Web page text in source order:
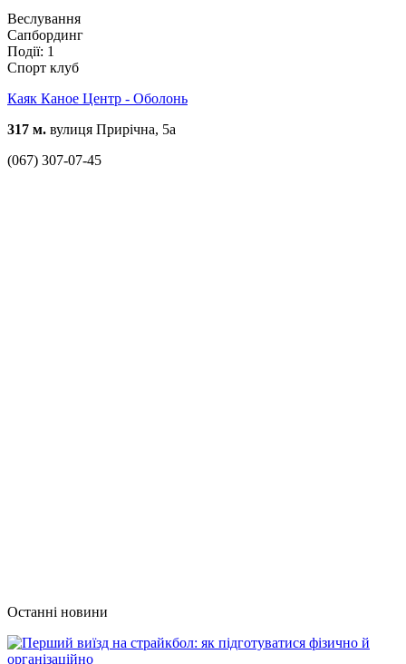
Веслування
Сапбординг
Події: 1
Спорт клуб
Каяк Каное Центр - Оболонь
317 м. вулиця Прирічна, 5а
(067) 307-07-45
Останні новини